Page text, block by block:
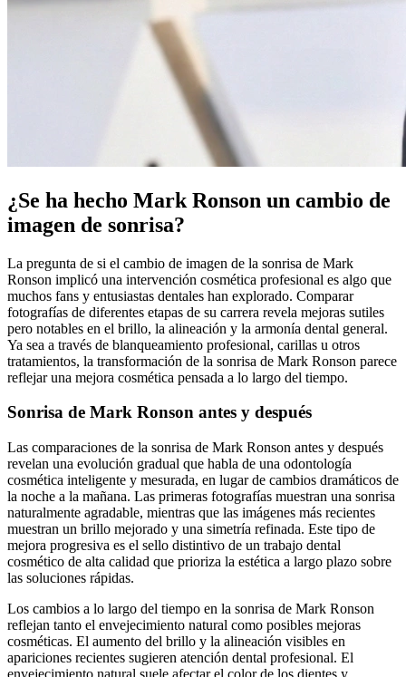
¿Se ha hecho Mark Ronson un cambio de
imagen de sonrisa?
La pregunta de si el cambio de imagen de la sonrisa de Mark
Ronson implicó una intervención cosmética profesional es algo que
muchos fans y entusiastas dentales han explorado. Comparar
fotografías de diferentes etapas de su carrera revela mejoras sutiles
pero notables en el brillo, la alineación y la armonía dental general.
Ya sea a través de blanqueamiento profesional, carillas u otros
tratamientos, la transformación de la sonrisa de Mark Ronson parece
reflejar una mejora cosmética pensada a lo largo del tiempo.
Sonrisa de Mark Ronson antes y después
Las comparaciones de la sonrisa de Mark Ronson antes y después
revelan una evolución gradual que habla de una odontología
cosmética inteligente y mesurada, en lugar de cambios dramáticos de
la noche a la mañana. Las primeras fotografías muestran una sonrisa
naturalmente agradable, mientras que las imágenes más recientes
muestran un brillo mejorado y una simetría refinada. Este tipo de
mejora progresiva es el sello distintivo de un trabajo dental
cosmético de alta calidad que prioriza la estética a largo plazo sobre
las soluciones rápidas.
Los cambios a lo largo del tiempo en la sonrisa de Mark Ronson
reflejan tanto el envejecimiento natural como posibles mejoras
cosméticas. El aumento del brillo y la alineación visibles en
apariciones recientes sugieren atención dental profesional. El
envejecimiento natural suele afectar el color de los dientes y